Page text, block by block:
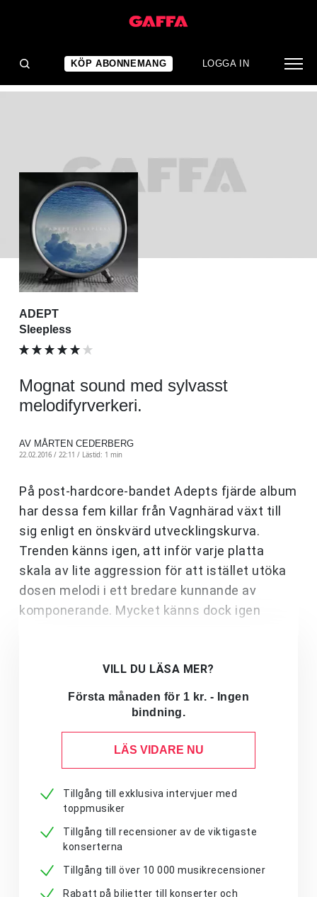
KÖP ABONNEMANG LOGGA IN
ALBUMRECENSION
Adept: Sleepless
ADEPT
Sleepless
Mognat sound med sylvasst
melodifyrverkeri.
AV MÅRTEN CEDERBERG
22.02.2016 / 22:11 / Lästid: 1 min
På post-hardcore-bandet Adepts fjärde album
har dessa fem killar från Vagnhärad växt till
sig enligt en önskvärd utvecklingskurva.
Trenden känns igen, att inför varje platta
skala av lite aggression för att istället utöka
dosen melodi i ett bredare kunnande av
komponerande. Mycket känns dock igen
VILL DU LÄSA MER?
Första månaden för 1 kr. - Ingen
bindning.
LÄS VIDARE NU
Tillgång till exklusiva intervjuer med
toppmusiker
Tillgång till recensioner av de viktigaste
konserterna
Tillgång till över 10 000 musikrecensioner
Rabatt på biljetter till konserter och